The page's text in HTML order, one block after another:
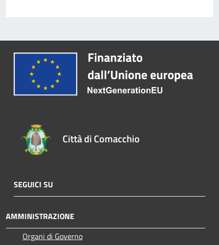
Città di Comacchio
SEGUICI SU
AMMINISTRAZIONE
Organi di Governo